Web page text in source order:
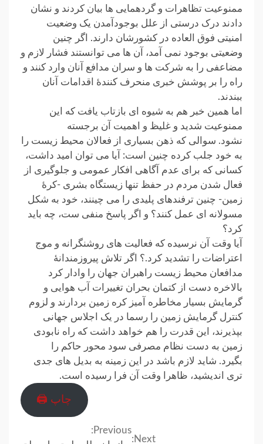
ممنوعیت تظاهرات و گردهمایی ها بیان کردند و نشان
دادند درک درستی از علل بوجودآمدن یک وضعیت
امنیتی فوق العاده در کشورشان دارند. اگر چنین
وضعیتی بوجود نمی آمد، آن ها می توانستند فشار لازم و
مضاعفی را به شرکت ها و سران مدافع آنان وارد کنند و
راه را بر پوشش خبری منحرف کنندۀ اقدامات آنان
ببندند.
اما همین خبر هم به شیوه ای بازتاب یافت که این
ممنوعیت شدید و غلیظ و اهمیت آن برجسته
نشود. سوالی که ذهن بسیاری از فعالان محیط زیست را
به خود جلب کرده چنین است: آیا می توان امید داشت،
کسانی که برای عدم آگاهی افکار عمومی و جلوگیری از
فعال شدن مردم در حفظ تنها زیستگاه بشری -کرۀ
زمین- چنین ترفندهای پلیدی را می چینند، خود به شکل
مسولانه ای عمل کنند؟ و اگر پاسخ منفی ست، چه باید
کرد؟
آیا وقت آن نرسیده که فعالیت های روشنگرانه و موج
اعتراضات را تشدید کرد.؟ اگر تلاش پیروزمندانۀ
مدافعان محیط زیست راهبران جهان را وادار کرد
بالاخره دست از کتمان بحران تغییرات آب هوایی و
گرمایش بسیار مخاطره آمیز کره زمین بردارند و لزوم
کنترل گرمایش زمین را رسما در یک اجلاس جهانی
بپذیرند، این قدرت را هم خواهد داشت که راه نابودی
زمین به دست نظام مصرفی سود محور حاکم را
بگیرد. شاید لازم باشد در این زمینه به بدیل های جدی
تری اندیشید، ظاهرا وقت آن فرا رسیده است.
چاپ 🖨
Previous:
Next: